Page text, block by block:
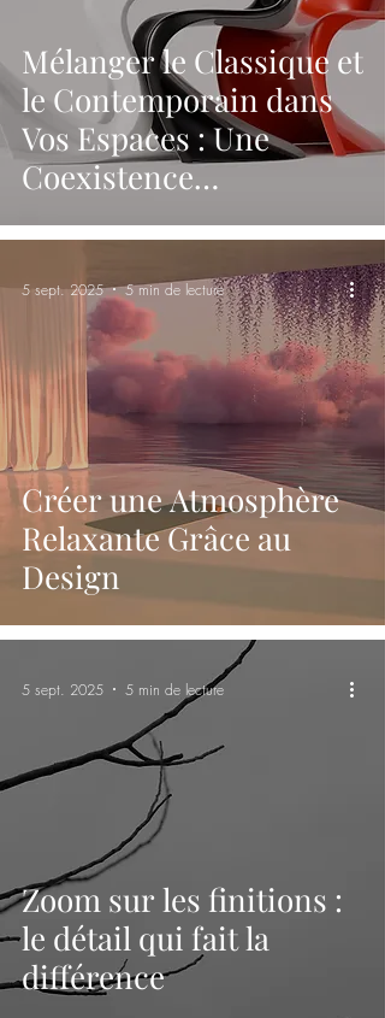
Mélanger le Classique et
le Contemporain dans
Vos Espaces : Une
Coexistence
Harmonieuse
Créer une Atmosphère
Relaxante Grâce au
Design
5 sept. 2025 5 min de lecture
Zoom sur les finitions :
le détail qui fait la
différence
5 sept. 2025 5 min de lecture